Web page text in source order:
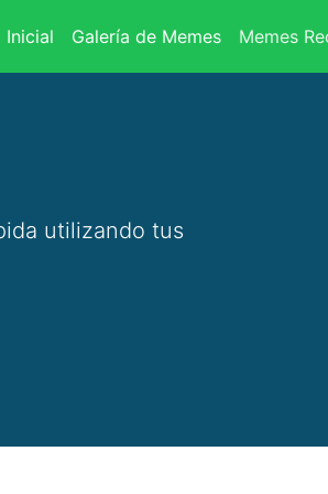
Inicial (current)
Galería de Memes Memes
utilizando tus